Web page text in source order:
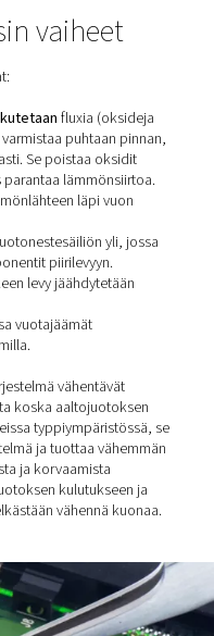
inertissä
kahta
on typen peitossa.
vaiheet
suihkutetaan
joka varmistaa
Se poistaa
myös parantaa
lämmönlähteen läpi
komponentit piirilevyyn.
jälkeen levy